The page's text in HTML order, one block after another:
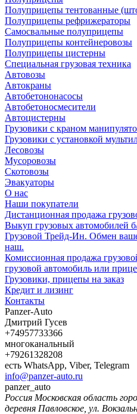
Полуприцепы тентованные
Полуприцепы рефрижераторы
Самосвальные полуприцепы
Полуприцепы контейнеровозы
Полуприцепы цистерны
Специальная грузовая техника
Автовозы
Автокраны
Автобетононасосы
Автобетоносмесители
Автоцистерны
Грузовики с краном
Грузовики с установкой
Лесовозы
Мусоровозы
Скотовозы
Эвакуаторы
О нас
Наши покупатели
Дистанционная продажа
Выкуп грузовых автомобилей
Грузовой Трейд-Ин. Обмен
наш.
Комиссионная продажа
грузовой автомобиль или
Грузовики, прицепы на заказ
Кредит и лизинг
Контакты
Panzer-Auto
Дмитрий Гусев
+74957733366
многоканальный
+79261328208
есть WhatsApp, Viber, Telegram
info@panzer-auto.ru
panzer_auto
Россия Московская область
деревня Павловское, ул.